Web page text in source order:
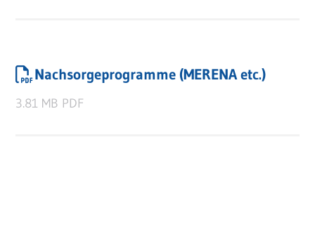
Nachsorgeprogramme (MERENA etc.)
3.81 MB PDF